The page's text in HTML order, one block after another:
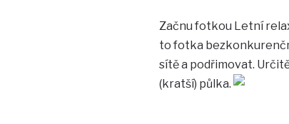
Začnu fotkou Letní
to fotka
sítě a podřimovat.
(kratší) půlka.